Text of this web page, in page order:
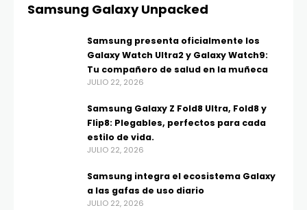
Samsung Galaxy Unpacked
Samsung presenta oficialmente los
Galaxy Watch Ultra2 y Galaxy Watch9:
Tu compañero de salud en la muñeca
JULIO 22, 2026
Samsung Galaxy Z Fold8 Ultra, Fold8 y
Flip8: Plegables, perfectos para cada
estilo de vida.
JULIO 22, 2026
Samsung integra el ecosistema Galaxy
a las gafas de uso diario
JULIO 22, 2026